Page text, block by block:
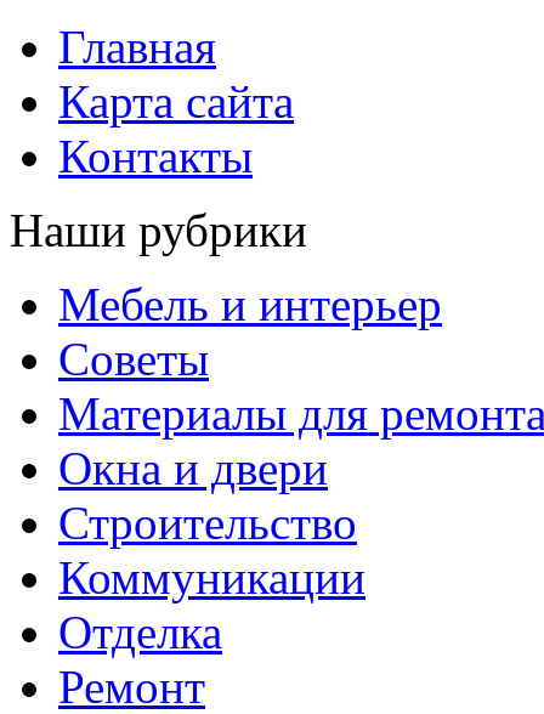
Главная
Карта сайта
Контакты
Наши рубрики
Мебель и интерьер
Советы
Материалы для
Окна и двери
Строительство
Коммуникации
Отделка
Ремонт